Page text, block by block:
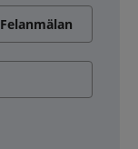
Felanmälan